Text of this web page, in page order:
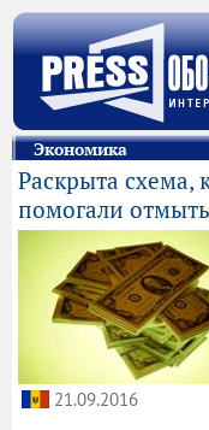
Экономика
Раскрыта схема,
помогали
21.09.2016